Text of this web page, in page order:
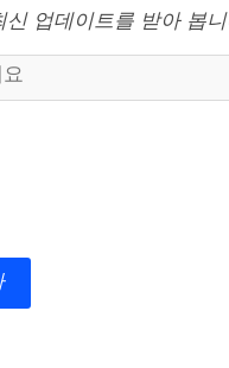
신 업데이트를 받아 봅니